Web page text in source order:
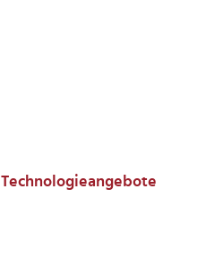
Technologieangebote